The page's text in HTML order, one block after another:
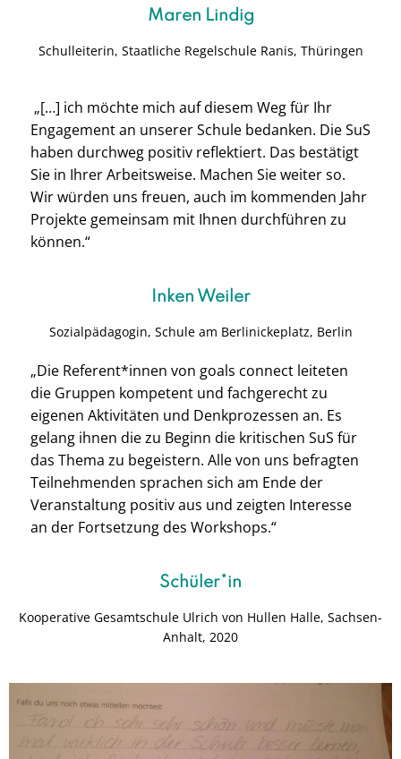
Maren Lindig
Schulleiterin, Staatliche Regelschule Ranis, Thüringen
„[…] ich möchte mich auf diesem Weg für Ihr
Engagement an unserer Schule bedanken. Die SuS
haben durchweg positiv reflektiert. Das bestätigt
Sie in Ihrer Arbeitsweise. Machen Sie weiter so.
Wir würden uns freuen, auch im kommenden Jahr
Projekte gemeinsam mit Ihnen durchführen zu
können.“
Inken Weiler
Sozialpädagogin, Schule am Berlinickeplatz, Berlin
„Die Referent*innen von goals connect leiteten
die Gruppen kompetent und fachgerecht zu
eigenen Aktivitäten und Denkprozessen an. Es
gelang ihnen die zu Beginn die kritischen SuS für
das Thema zu begeistern. Alle von uns befragten
Teilnehmenden sprachen sich am Ende der
Veranstaltung positiv aus und zeigten Interesse
an der Fortsetzung des Workshops.“
Schüler*in
Kooperative Gesamtschule Ulrich von Hullen Halle, Sachsen-
Anhalt, 2020